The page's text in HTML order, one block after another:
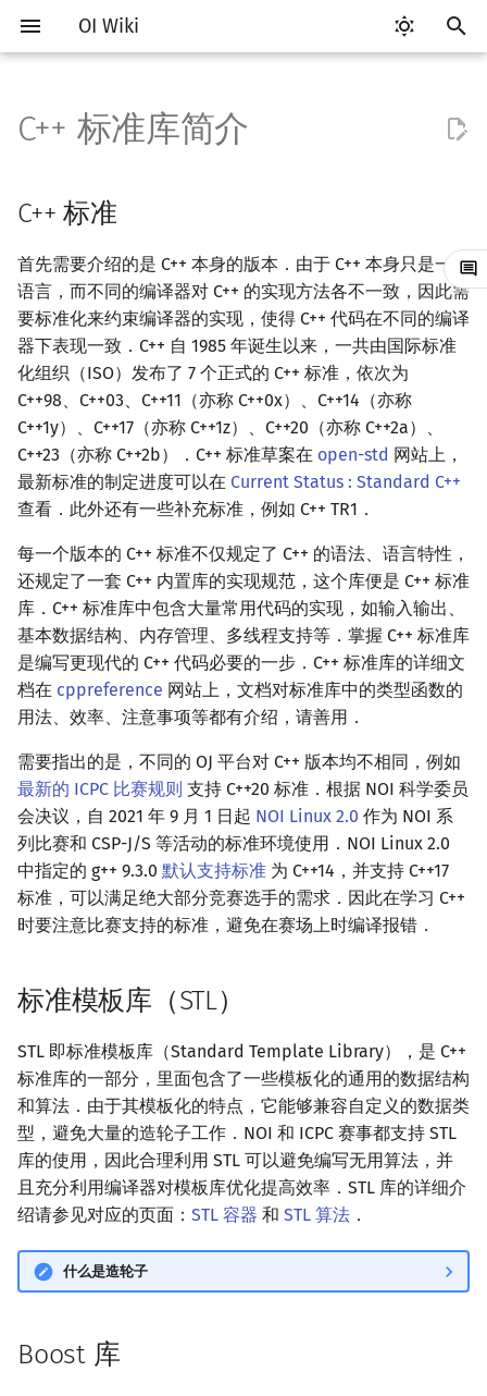
OI Wiki
搜
索
Getting Started
关于本项目
如何参与
OI Wiki 不是什么
格式手册
数学符号表
F.A.Q.
镜像站列表
致谢
比赛相关简介
赛事
题型
学习路线
学习资源
技巧
常见错误
常见技巧
出题
工具软件简介
代码编辑工具
VS Code
Atom
Eclipse
Notepad++
Kate
Dev-C++
CLion
Geany
Xcode
Sublime Text
CP Editor
Code::Blocks
评测工具 Cena
CCR Plus
Lemon
命令行
命令行编译与调试
编译器
WSL (Windows 10)
Special Judge
Testlib
Generator
Validator
Interactor
Checker
Polygon
OJ 工具
Git
Hello, World!
C++ 语法基础
变量
运算
流程控制语句
高级数据类型
联合体
指针
函数
文件操作
C++ 标准
标准模板库（STL）
Boost 库
参考资料
STL 容器简介
迭代器
序列式容器
关联式容器
无序关联式容器
容器适配器
类
命名空间
值类别
重载运算符
引用
常量
新版 C++ 特性
Lambda 表达式
pb_ds
平衡树
编译优化
算法基础简介
复杂度
枚举
模拟
递归 & 分治
贪心
排序
冒泡排序
插入排序
计数排序
基数排序
快速排序
归并排序
堆排序
桶排序
希尔排序
Tim 排序
排序相关 STL
排序应用
前缀和 & 差分
二分
倍增
构造
搜索部分简介
DFS（搜索）
BFS（搜索）
双向搜索
启发式搜索
迭代加深搜索
IDA*
回溯法
Dancing Links
Alpha–Beta 剪枝
动态规划部分简介
动态规划基础
记忆化搜索
背包 DP
区间 DP
DAG 上的 DP
树形 DP
状压 DP
数位 DP
插头 DP
计数 DP
概率 DP
DP 套 DP
DP 优化
斜率优化
四边形不等式优化
Slope Trick 优化
WQS 二分
状态设计优化
字符串部分简介
字符串基础
标准库
字符串匹配
字符串哈希
字典树 (Trie)
前缀函数与 KMP 算法
Boyer–Moore 算法
Z 函数（扩展 KMP）
AC 自动机
后缀数组 (SA)
后缀平衡树
广义后缀自动机
后缀树
回文树
序列自动机
最小表示法
Lyndon 分解
Main–Lorentz 算法
数学部分简介
布尔代数
数字系统 平衡三进制
格雷码
位操作
二进制集合操作
高精度计算
快速幂
置换和排列
弧度制与坐标系
复数
数论
素数
最大公约数
欧拉函数
筛法
分解质因数
裴蜀定理 & 一次不定方程
费马小定理 & 欧拉定理
模逆元
线性同余方程
升幂引理
阶乘取模
卢卡斯定理
阶 & 原根
离散对数
高次剩余 & 单位根
数论分块
快速傅里叶变换
快速数论变换
快速沃尔什变换
Chirp Z 变换
多项式牛顿迭代
多项式多点求值|快速插值
多项式初等函数
常系数齐次线性递推
多项式平移|连续点值平移
Lagrange 反演
形式幂级数复合|复合逆
普通生成函数
组合数学
容斥原理
斐波那契数列
错位排列
卡特兰数
斯特林数
贝尔数
伯努利数
Entringer Number
Eulerian Number
范德蒙德卷积
Pólya 计数
图论计数
线性代数
内积和外积
矩阵
初等变换
行列式
线性空间
线性基
线性映射
特征多项式
对角化
线性规划
环论
域论
Schreier–Sims 算法
概率论
随机变量
随机变量的数字特征
概率不等式
博弈论
零和游戏
非公平组合游戏
数值算法
高斯消元
牛顿迭代法
序理论
杨氏矩阵
拟阵
数据结构部分简介
栈
队列
链表
哈希表
并查集
堆
配对堆
左偏树
块状数据结构
块状链表
树分块
Sqrt Tree
单调栈
单调队列
ST 表
线段树
李超线段树
猫树
区间最值操作 & 区间历史
Kinetic Tournament Tree
划分树
二叉搜索树 & 平衡树
Splay 树
WBLT
替罪羊树
笛卡尔树
Size Balanced Tree
AVL 树
红黑树
左偏红黑树
AA 树
可持久化数据结构
可持久化块状数组
可持久化平衡树
可持久化字典树
可持久化可并堆
树套树
线段树套平衡树
树状数组套权值线段树
分块套树状数组
K-D Tree
动态树
Euler Tour Tree
Top Tree
析合树
PQ 树
图论部分简介
图论相关概念
图的存储
DFS（图论）
BFS（图论）
树上问题
树的中心
树的重心
最近公共祖先
树链剖分
树上启发式合并
虚树
树分治
动态树分治
AHU 算法
树上随机游走
有向无环图
拓扑排序
最短路问题
k 短路
同余最短路
生成树问题
最小直径生成树
斯坦纳树
连通性相关
割点和桥
圆方树
点/边连通度
环计数问题
最小环
欧拉图
哈密顿图
二分图
平面图
弦图
图的着色
最小割
费用流
上下界网络流
Stoer–Wagner 算法
二分图最大权匹配
一般图最大匹配
一般图最大权匹配
稳定匹配
计算几何部分简介
二维计算几何基础
三维计算几何基础
距离
Pick 定理
三角剖分
凸包
扫描线
旋转卡壳
半平面交
平面最近点对
反演变换
计算几何杂项
杂项简介
离散化
双指针
离线算法
整体二分
莫队算法
分数规划
随机化
爬山算法
模拟退火
悬线法
有限状态自动机
计算理论基础
字节顺序
约瑟夫问题
在一台机器上规划任务
主元素问题
Garsia–Wachs 算法
Kahan 求和
珂朵莉树/颜色段均摊
空间优化简介
RMQ
并查集应用
括号序列
线段树与离线询问
C++ 标准库简介
C++ 标准
首先需要介绍的是 C++ 本身的版本．由于 C++ 本身只是一门
语言，而不同的编译器对 C++ 的实现方法各不一致，因此需
要标准化来约束编译器的实现，使得 C++ 代码在不同的编译
器下表现一致．C++ 自 1985 年诞生以来，一共由国际标准
化组织（ISO）发布了 7 个正式的 C++ 标准，依次为
C++98、C++03、C++11（亦称 C++0x）、C++14（亦称
C++1y）、C++17（亦称 C++1z）、C++20（亦称 C++2a）、
C++23（亦称 C++2b）．C++ 标准草案在 open-std 网站上，
最新标准的制定进度可以在 Current Status : Standard C++
查看．此外还有一些补充标准，例如 C++ TR1．
每一个版本的 C++ 标准不仅规定了 C++ 的语法、语言特性，
还规定了一套 C++ 内置库的实现规范，这个库便是 C++ 标准
库．C++ 标准库中包含大量常用代码的实现，如输入输出、
基本数据结构、内存管理、多线程支持等．掌握 C++ 标准库
是编写更现代的 C++ 代码必要的一步．C++ 标准库的详细文
档在 cppreference 网站上，文档对标准库中的类型函数的
用法、效率、注意事项等都有介绍，请善用．
需要指出的是，不同的 OJ 平台对 C++ 版本均不相同，例如
最新的 ICPC 比赛规则 支持 C++20 标准．根据 NOI 科学委员
会决议，自 2021 年 9 月 1 日起 NOI Linux 2.0 作为 NOI 系
列比赛和 CSP-J/S 等活动的标准环境使用．NOI Linux 2.0
中指定的 g++ 9.3.0 默认支持标准 为 C++14，并支持 C++17
标准，可以满足绝大部分竞赛选手的需求．因此在学习 C++
时要注意比赛支持的标准，避免在赛场上时编译报错．
标准模板库（STL）
STL 即标准模板库（Standard Template Library），是 C++
标准库的一部分，里面包含了一些模板化的通用的数据结构
和算法．由于其模板化的特点，它能够兼容自定义的数据类
型，避免大量的造轮子工作．NOI 和 ICPC 赛事都支持 STL
库的使用，因此合理利用 STL 可以避免编写无用算法，并
且充分利用编译器对模板库优化提高效率．STL 库的详细介
绍请参见对应的页面： STL 容器 和 STL 算法 ．
什么是造轮子
Boost 库